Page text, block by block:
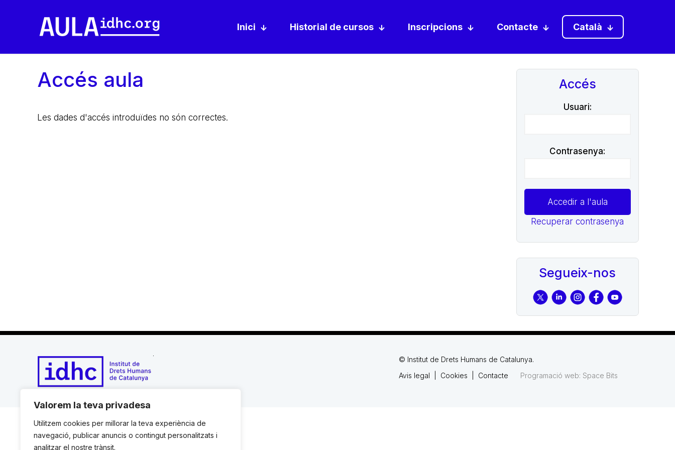
Valorem la teva privadesa
Utilitzem cookies per millorar la teva experiència de
navegació, publicar anuncis o contingut personalitzats i
analitzar el nostre trànsit.
Inici Historial de cursos Inscripcions Contacte Català
Accés aula
Les dades d'accés introduïdes no són correctes.
Accés
Usuari:
Contrasenya:
Recuperar contrasenya
Segueix-nos
© Institut de Drets Humans de Catalunya.
Avis legal
Cookies Contacte Programació web: Space Bits